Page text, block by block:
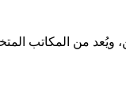
من المكاتب